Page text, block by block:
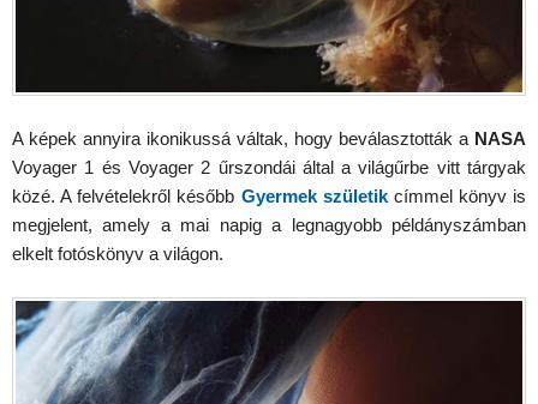
A képek annyira ikonikussá váltak, hogy beválasztották a NASA
Voyager 1 és Voyager 2 űrszondái által a világűrbe vitt tárgyak
közé. A felvételekről később Gyermek születikcímmel könyv is
megjelent, amely a mai napig a legnagyobb példányszámban
elkelt fotóskönyv a világon.